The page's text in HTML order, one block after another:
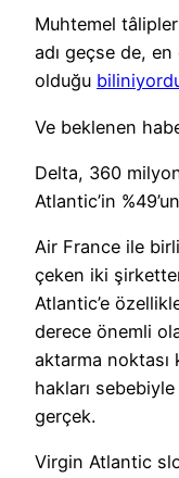
Muhtemel
adı geçse de,
olduğu
Ve beklenen
Delta, 360
Atlantic’in
Air France ile
çeken iki
Atlantic’e
derece önemli
aktarma noktası
hakları
gerçek.
Virgin Atlantic